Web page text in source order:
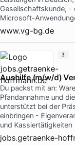
Gesellschaftskunde, -
Microsoft-
www.vg-bg.de
Aushilfe (m/w/d)
Du packst mit an:
Pfandannahme und
unterstützt bei der
einbringen -
und Kassiertätigkeiten
jobs.getraenke-
3